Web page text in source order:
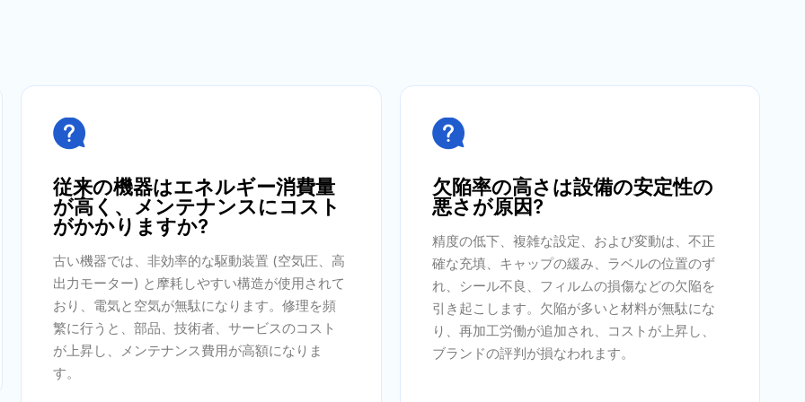

従来の機器はエネルギー消費量
が高く、メンテナンスにコスト
がかかりますか?
古い機器では、非効率的な駆動装置 (空気圧、高
出力モーター) と摩耗しやすい構造が使用されて
おり、電気と空気が無駄になります。修理を頻
繁に行うと、部品、技術者、サービスのコスト
が上昇し、メンテナンス費用が高額になりま
す。

欠陥率の高さは設備の安定性の
悪さが原因?
精度の低下、複雑な設定、および変動は、不正
確な充填、キャップの緩み、ラベルの位置のず
れ、シール不良、フィルムの損傷などの欠陥を
引き起こします。欠陥が多いと材料が無駄にな
り、再加工労働が追加され、コストが上昇し、
ブランドの評判が損なわれます。